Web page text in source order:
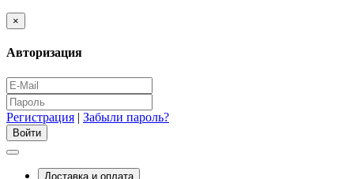
×
Авторизация
Регистрация | Забыли пароль?
Доставка и оплата